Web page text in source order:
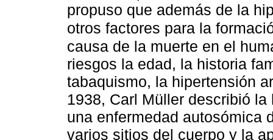
propuso que además de la
otros factores para la
causa de la muerte en el
riesgos la edad, la historia
tabaquismo, la hipertensión
1938, Carl Müller describió
una enfermedad autosómica
varios sitios del cuerpo y la